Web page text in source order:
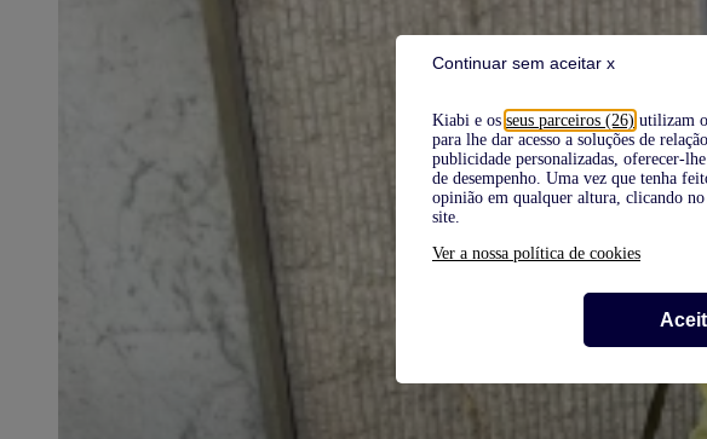
Kiabi e os seus parceiros (26) utilizam
para lhe dar acesso a soluções de
publicidade personalizadas, oferecer-
de desempenho. Uma vez que tenha
opinião em qualquer altura, clicando
site.
Ver a nossa política de cookies
Continuar sem aceitar x